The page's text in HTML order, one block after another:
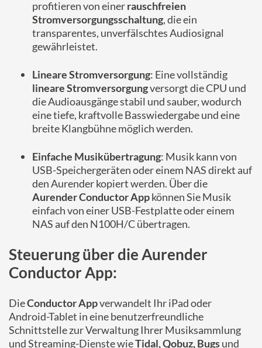
profitieren von einerrauschfreien
Stromversorgungsschaltung, die ein
transparentes, unverfälschtes Audiosignal
gewährleistet.
Lineare Stromversorgung: Eine vollständig
lineare Stromversorgungversorgt die CPU und
die Audioausgänge stabil und sauber, wodurch
eine tiefe, kraftvolle Basswiedergabe und eine
breite Klangbühne möglich werden.
Einfache Musikübertragung: Musik kann von
USB-Speichergeräten oder einem NAS direkt auf
den Aurender kopiert werden. Über die
Aurender Conductor Appkönnen Sie Musik
einfach von einer USB-Festplatte oder einem
NAS auf den N100H/C übertragen.
Steuerung über dieAurender
Conductor App:
DieConductor Appverwandelt Ihr iPad oder
Android-Tablet in eine benutzerfreundliche
Schnittstelle zur Verwaltung Ihrer Musiksammlung
und Streaming-Dienste wieTidal, Qobuz, Bugsund